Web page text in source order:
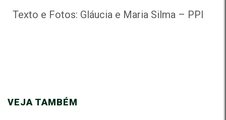
Texto e Fotos: Gláucia e Maria Silma – PPI
VEJA TAMBÉM